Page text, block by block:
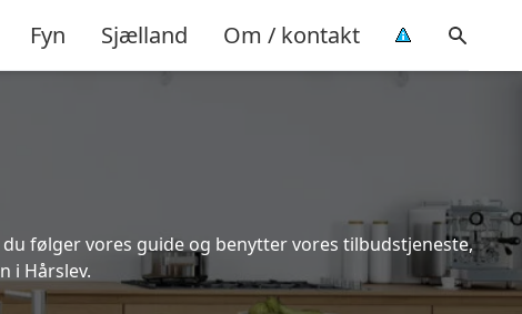
Fyn Sjælland Om / kontakt
følger vores guide og benytter vores tilbudstjeneste,
i Hårslev.